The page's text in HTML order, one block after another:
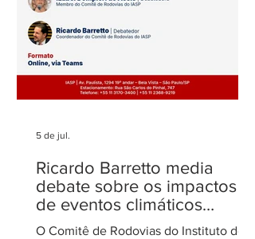
Ricardo Barretto media
debate sobre os impactos
de eventos climáticos
extremos nas concessões
O Comitê de Rodovias do Instituto dos
5 de jul.